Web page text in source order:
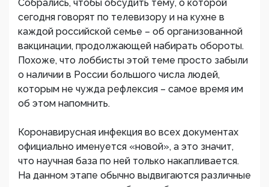
Собрались, чтобы обсудить тему, о которой
сегодня говорят по телевизору и на кухне в
каждой российской семье – об организованной
вакцинации, продолжающей набирать обороты.
Похоже, что лоббисты этой теме просто забыли
о наличии в России большого числа людей,
которым не чужда рефлексия – самое время им
об этом напомнить.
Коронавирусная инфекция во всех документах
официально именуется «новой», а это значит,
что научная база по ней только накапливается.
На данном этапе обычно выдвигаются различные